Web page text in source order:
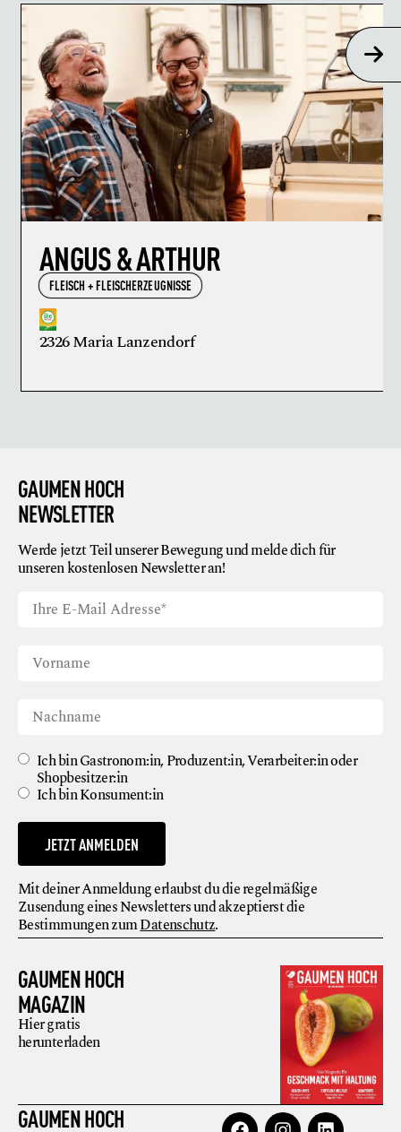
ANGUS & ARTHUR
FLEISCH + FLEISCHERZEUGNISSE
2326 Maria Lanzendorf
GAUMEN HOCH
MAGAZIN
Hier gratis
herunterladen
GAUMEN HOCH
GAUMEN HOCH
NEWSLETTER
Werde jetzt Teil unserer Bewegung und melde dich für
unseren kostenlosen Newsletter an!
Ich bin Gastronom:in, Produzent:in, Verarbeiter:in oder
Shopbesitzer:in
Ich bin Konsument:in
JETZT ANMELDEN
Mit deiner Anmeldung erlaubst du die regelmäßige
Zusendung eines Newsletters und akzeptierst die
Bestimmungen zumDatenschutz.